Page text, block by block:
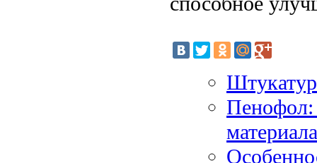
Пенофол:
материала